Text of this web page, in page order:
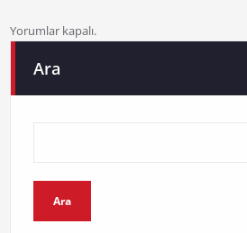
Yorumlar kapalı.
Ara
Ara